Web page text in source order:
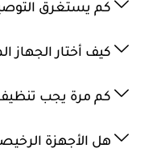
كم يستغرق
كيف أختار الجهاز
كم مرة يجب
هل الأجهزة